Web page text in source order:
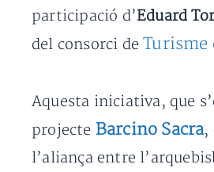
participació d’Eduard
del consorci deTurisme
Aquesta iniciativa, que
projecte Barcino Sacra,
l’aliança entre